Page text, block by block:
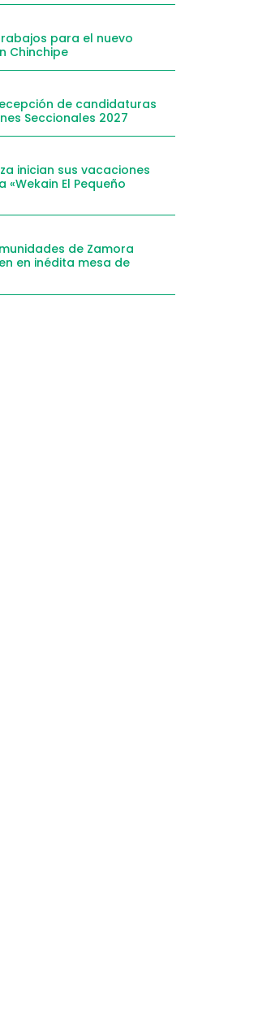
para el nuevo
Chinchipe
de candidaturas
Seccionales 2027
inician sus vacaciones
El Pequeño
de Zamora
en inédita mesa de